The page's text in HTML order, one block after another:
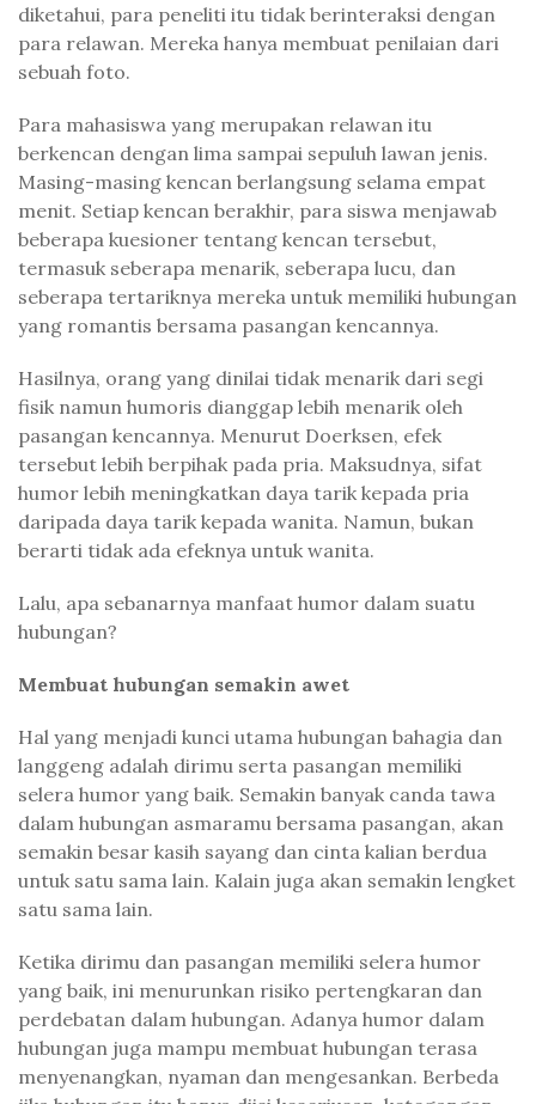
diketahui, para peneliti itu tidak berinteraksi dengan
para relawan. Mereka hanya membuat penilaian dari
sebuah foto.
Para mahasiswa yang merupakan relawan itu
berkencan dengan lima sampai sepuluh lawan jenis.
Masing-masing kencan berlangsung selama empat
menit. Setiap kencan berakhir, para siswa menjawab
beberapa kuesioner tentang kencan tersebut,
termasuk seberapa menarik, seberapa lucu, dan
seberapa tertariknya mereka untuk memiliki hubungan
yang romantis bersama pasangan kencannya.
Hasilnya, orang yang dinilai tidak menarik dari segi
fisik namun humoris dianggap lebih menarik oleh
pasangan kencannya. Menurut Doerksen, efek
tersebut lebih berpihak pada pria. Maksudnya, sifat
humor lebih meningkatkan daya tarik kepada pria
daripada daya tarik kepada wanita. Namun, bukan
berarti tidak ada efeknya untuk wanita.
Lalu, apa sebanarnya manfaat humor dalam suatu
hubungan?
Membuat hubungan semakin awet
Hal yang menjadi kunci utama hubungan bahagia dan
langgeng adalah dirimu serta pasangan memiliki
selera humor yang baik. Semakin banyak canda tawa
dalam hubungan asmaramu bersama pasangan, akan
semakin besar kasih sayang dan cinta kalian berdua
untuk satu sama lain. Kalain juga akan semakin lengket
satu sama lain.
Ketika dirimu dan pasangan memiliki selera humor
yang baik, ini menurunkan risiko pertengkaran dan
perdebatan dalam hubungan. Adanya humor dalam
hubungan juga mampu membuat hubungan terasa
menyenangkan, nyaman dan mengesankan. Berbeda